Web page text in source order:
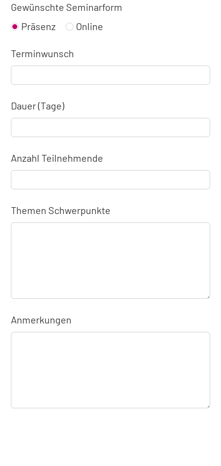
Gewünschte Seminarform
Präsenz
Online
Terminwunsch
Dauer (Tage)
Anzahl Teilnehmende
Themen Schwerpunkte
Anmerkungen